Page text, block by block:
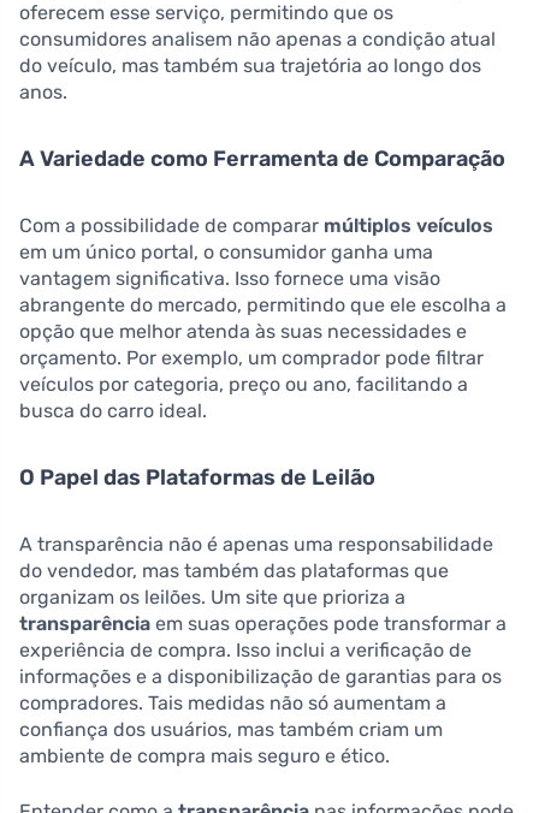
oferecem esse serviço, permitindo que os
consumidores analisem não apenas a condição atual
do veículo, mas também sua trajetória ao longo dos
anos.
A Variedade como Ferramenta de Comparação
Com a possibilidade de comparar múltiplos veículos
em um único portal, o consumidor ganha uma
vantagem significativa. Isso fornece uma visão
abrangente do mercado, permitindo que ele escolha a
opção que melhor atenda às suas necessidades e
orçamento. Por exemplo, um comprador pode filtrar
veículos por categoria, preço ou ano, facilitando a
busca do carro ideal.
O Papel das Plataformas de Leilão
A transparência não é apenas uma responsabilidade
do vendedor, mas também das plataformas que
organizam os leilões. Um site que prioriza a
transparência em suas operações pode transformar a
experiência de compra. Isso inclui a verificação de
informações e a disponibilização de garantias para os
compradores. Tais medidas não só aumentam a
confiança dos usuários, mas também criam um
ambiente de compra mais seguro e ético.